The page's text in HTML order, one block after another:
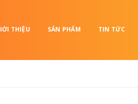
THIỆU SẢN PHẨM TIN TỨC